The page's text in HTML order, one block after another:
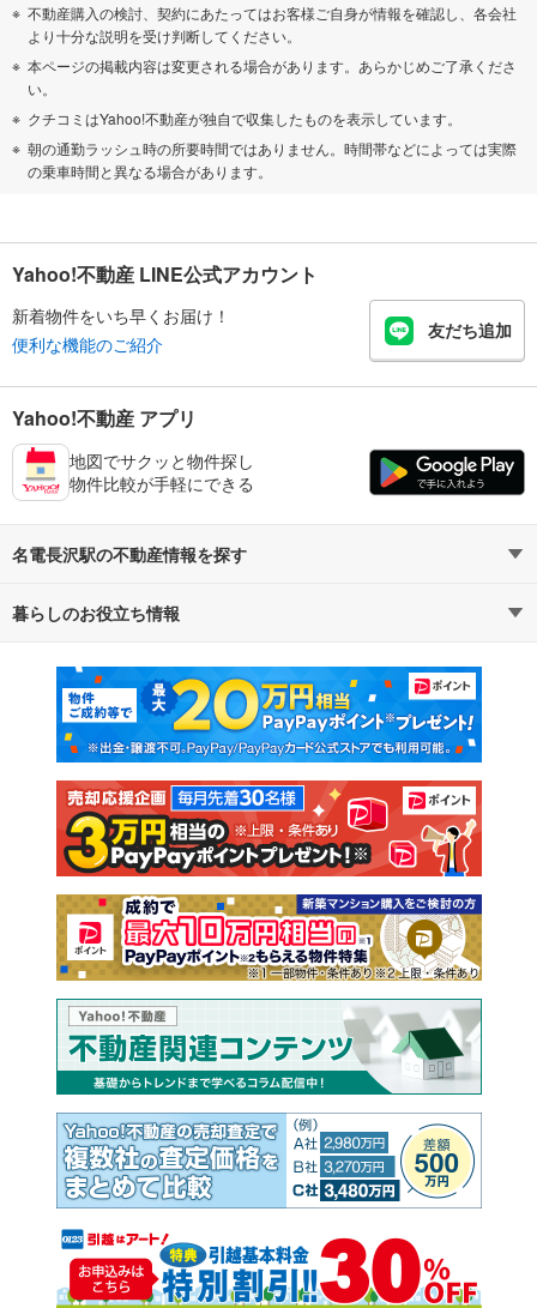
不動産購入の検討、契約にあたってはお客様ご自身が情報を確認し、各会社
より十分な説明を受け判断してください。
本ページの掲載内容は変更される場合があります。あらかじめご了承くださ
い。
クチコミはYahoo!不動産が独自で収集したものを表示しています。
朝の通勤ラッシュ時の所要時間ではありません。時間帯などによっては実際
の乗車時間と異なる場合があります。
Yahoo!不動産 LINE公式アカウント
新着物件をいち早くお届け！
便利な機能のご紹介
友だち追加
Yahoo!不動産 アプリ
地図でサクッと物件探し
物件比較が手軽にできる
名電長沢駅の不動産情報を探す
不動産・住宅
新築マンション 中古マンション
新築一戸建て 中古一戸建て
注文住宅 土地
売却査定
暮らしのお役立ち情報
マンションカタログ 教えて！住まいの先生